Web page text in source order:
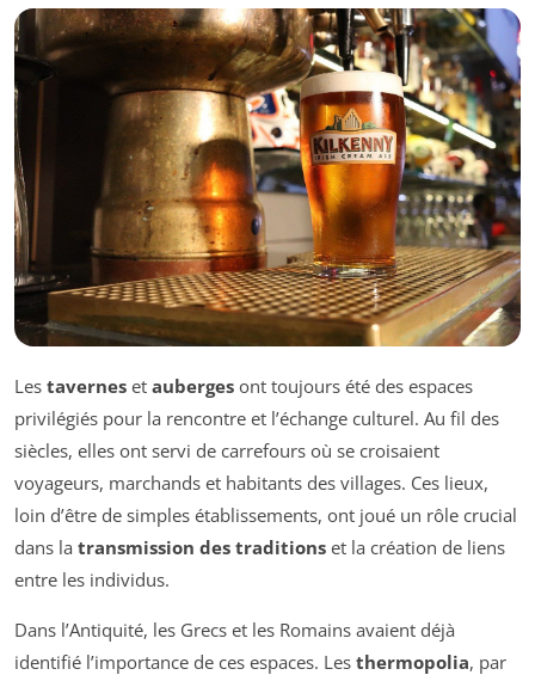
Les tavernes et auberges ont toujours été des espaces
privilégiés pour la rencontre et l’échange culturel. Au fil des
siècles, elles ont servi de carrefours où se croisaient
voyageurs, marchands et habitants des villages. Ces lieux,
loin d’être de simples établissements, ont joué un rôle crucial
dans la transmission des traditions et la création de liens
entre les individus.
Dans l’Antiquité, les Grecs et les Romains avaient déjà
identifié l’importance de ces espaces. Les thermopolia, par